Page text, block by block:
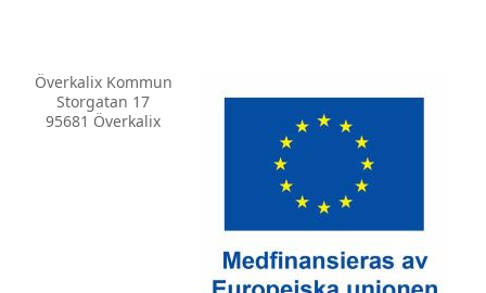
Överkalix Kommun
Storgatan 17
95681 Överkalix